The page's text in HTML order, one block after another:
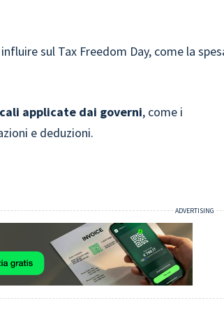
sul Tax Freedom Day, come la
applicate dai governi, come i
e deduzioni.